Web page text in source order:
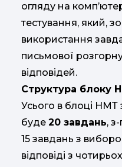
огляду на
тестування, який,
використання
письмової
відповідей.
Структура блоку
Усього в блоці НМТ
буде 20 завдань,
15 завдань з
відповіді з